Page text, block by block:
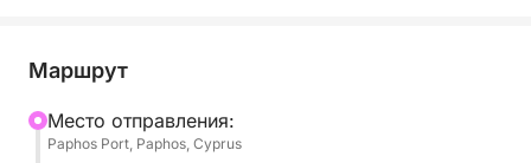
Отправляясь из порта Пафоса, круиз начинается с
замок, а затем направляется на север к
Коралловому заливу. Проходя мимо этого
Маршрут
Mесто отправления:
Paphos Port, Paphos, Cyprus